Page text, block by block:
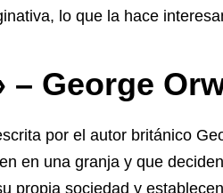
lo que la hace
– George
por el autor británico
en una granja y que
propia sociedad y